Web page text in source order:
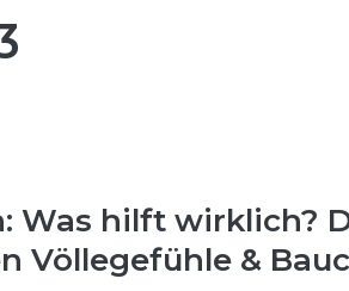
Was hilft wirklich?
Völlegefühle &